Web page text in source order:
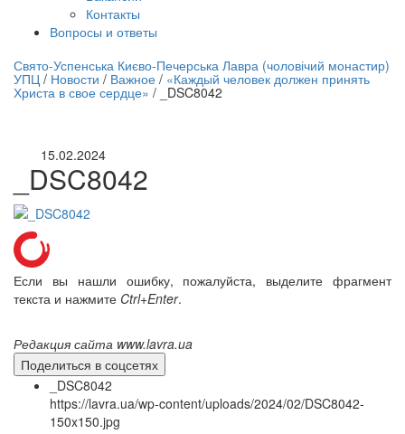
Контакты
Вопросы и ответы
трансляция | 12 сентября
трансляции
Свято-Успенська Києво-Печерська Лавра (чоловічий монастир)
УПЦ / Новости / Важное / «Каждый человек должен принять
Христа в свое сердце» / _DSC8042
15.02.2024
_DSC8042
Если вы нашли ошибку, пожалуйста, выделите фрагмент
текста и нажмите Ctrl+Enter.
Редакция сайта www.lavra.ua
Поделиться в соцсетях
_DSC8042
https://lavra.ua/wp-content/uploads/2024/02/DSC8042-
150x150.jpg